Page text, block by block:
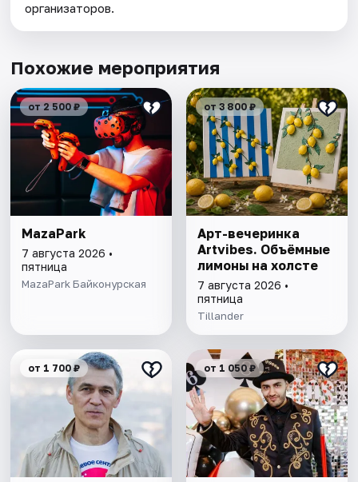
организаторов.
Похожие мероприятия
от 2 500 ₽
MazaPark
7 августа 2026 •
пятница
MazaPark Байконурская
от 3 800 ₽
Арт-вечеринка
Artvibes. Объёмные
лимоны на холсте
7 августа 2026 •
пятница
Tillander
от 1 700 ₽ от 1 050 ₽